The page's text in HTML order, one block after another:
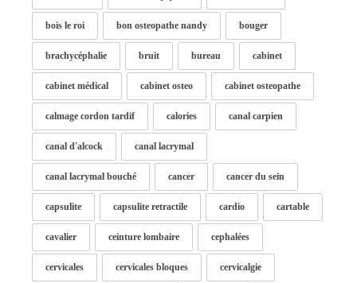
bois le roi bon osteopathe nandy bouger
brachycéphalie bruit bureau cabinet
cabinet médical cabinet osteo cabinet osteopathe
calmage cordon tardif calories canal carpien
canal d'alcock canal lacrymal
canal lacrymal bouché cancer cancer du sein
capsulite capsulite retractile cardio cartable
cavalier ceinture lombaire cephalées
cervicales cervicales bloques cervicalgie